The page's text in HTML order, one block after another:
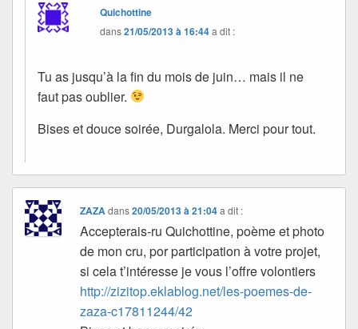
Quichottine
dans21/05/2013 à 16:44a dit :
Tu as jusqu’à la fin du mois de juin… mais il ne
faut pas oublier.
Bises et douce soirée, Durgalola. Merci pour tout.
ZAZA dans20/05/2013 à 21:04 a dit :
Accepterais-ru Quichottine, poème et photo
de mon cru, por participation à votre projet,
si cela t’intéresse je vous l’offre volontiers
http://zizitop.eklablog.net/les-poemes-de-
zaza-c17811244/42